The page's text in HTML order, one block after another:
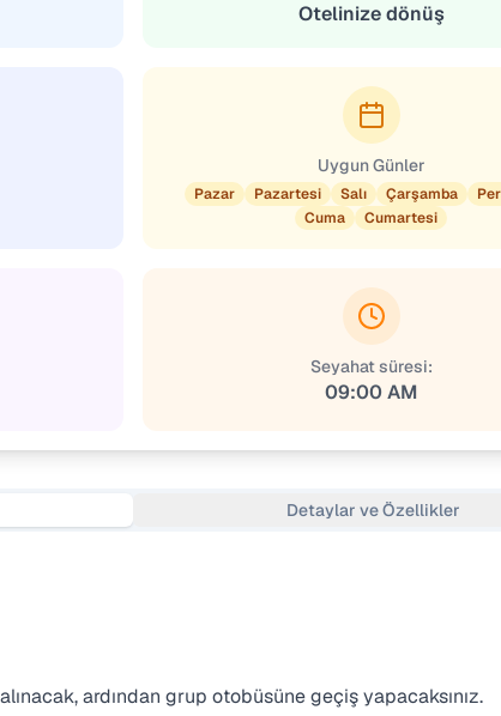
Otelinize dönüş
Uygun Günler
Pazar Pazartesi Salı Çarşamba
Cuma
Cumartesi
Seyahat süresi:
09:00 AM
Detaylar ve Özellikler
ardından grup otobüsüne geçiş yapacaksınız.